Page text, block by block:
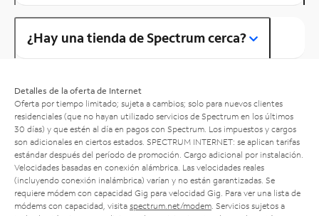
¿Hay una tienda de Spectrum cerca?
Detalles de la oferta de Internet
Oferta por tiempo limitado; sujeta a cambios; solo para nuevos clientes
residenciales (que no hayan utilizado servicios de Spectrum en los últimos
30 días) y que estén al día en pagos con Spectrum. Los impuestos y cargos
son adicionales en ciertos estados. SPECTRUM INTERNET: se aplican tarifas
estándar después del período de promoción. Cargo adicional por instalación.
Velocidades basadas en conexión alámbrica. Las velocidades reales
(incluyendo conexión inalámbrica) varían y no están garantizadas. Se
requiere módem con capacidad Gig para velocidad Gig. Para ver una lista de
módems con capacidad, visita spectrum.net/modem . Servicios sujetos a